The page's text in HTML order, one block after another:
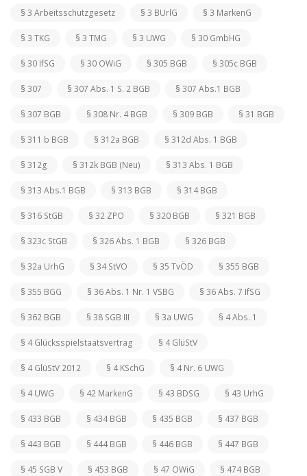
§ 3 Arbeitsschutzgesetz § 3 BUrlG § 3 MarkenG
§ 3 TKG § 3 TMG § 3 UWG § 30 GmbHG
§ 30 IfSG § 30 OWiG § 305 BGB § 305c BGB
§ 307 § 307 Abs. 1 S. 2 BGB § 307 Abs.1 BGB
§ 307 BGB § 308 Nr. 4 BGB § 309 BGB § 31 BGB
§ 311 b BGB § 312a BGB § 312d Abs. 1 BGB
§ 312g § 312k BGB (Neu) § 313 Abs. 1 BGB
§ 313 Abs.1 BGB § 313 BGB § 314 BGB
§ 316 StGB § 32 ZPO § 320 BGB § 321 BGB
§ 323c StGB § 326 Abs. 1 BGB § 326 BGB
§ 32a UrhG § 34 StVO § 35 TvÖD § 355 BGB
§ 355 BGG § 36 Abs. 1 Nr. 1 VSBG § 36 Abs. 7 IfSG
§ 362 BGB § 38 SGB III § 3a UWG § 4 Abs. 1
§ 4 Glücksspielstaatsvertrag § 4 GlüStV
§ 4 GlüStV 2012 § 4 KSchG § 4 Nr. 6 UWG
§ 4 UWG § 42 MarkenG § 43 BDSG § 43 UrhG
§ 433 BGB § 434 BGB § 435 BGB § 437 BGB
§ 443 BGB § 444 BGB § 446 BGB § 447 BGB
§ 45 SGB V § 453 BGB § 47 OWiG § 474 BGB